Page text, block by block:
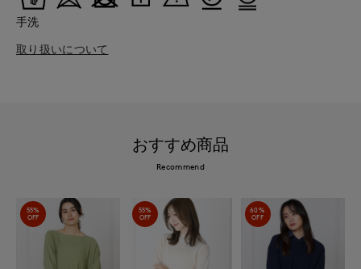
手洗
取り扱いについて
おすすめ商品
Recommend
55%
OFF
55%
OFF
60%
OFF